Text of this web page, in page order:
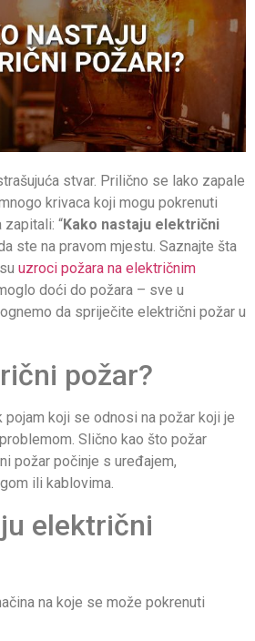
stvar. Prilično se lako zapale
krivaca koji mogu pokrenuti
“Kako nastaju električni
ste na pravom mjestu. Saznajte šta
uzroci požara na električnim
doći do požara – sve u
da spriječite električni požar u
požar?
pojam koji se odnosi na požar koji je
Slično kao što požar
požar počinje s uređajem,
ili kablovima.
električni
na koje se može pokrenuti